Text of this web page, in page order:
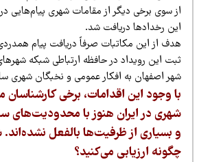
سوی برخی دیگر از مقامات شهری پیام‌هایی در
رخدادها دریافت شد.
از این مکاتبات صرفاً دریافت پیام همدردی
این رویداد در حافظه ارتباطی شبکه شهرهای
اصفهان به افکار عمومی و نخبگان شهری سایر
وجود این اقدامات، برخی کارشناسان
در ایران هنوز با محدودیت‌های
بسیاری از ظرفیت‌ها بالفعل نشده‌اند. شما
ارزیابی می‌کنید؟